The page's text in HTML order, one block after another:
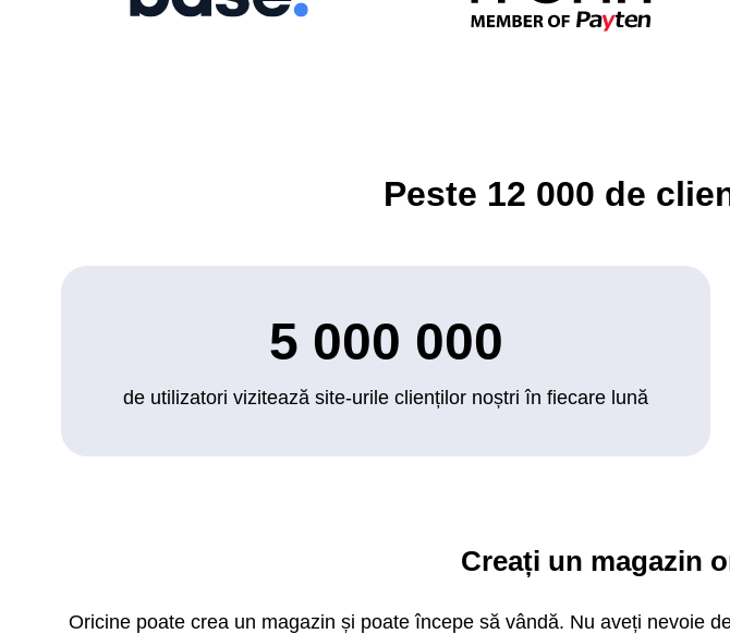
Peste 12 000 de
5 000 000
de utilizatori vizitează site-urile clienților noștri în fiecare lună
Creați un magazin
Oricine poate crea un magazin și poate începe să vândă. Nu aveți nevoie